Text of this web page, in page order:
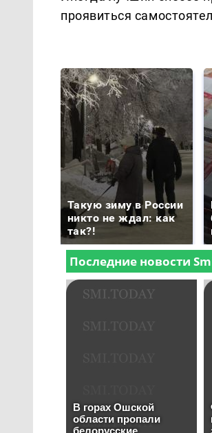
проявиться
Такую зиму в России
никто не ждал: как
так?!